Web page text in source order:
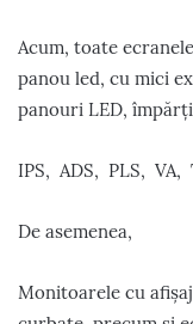
Acum, toate
panou led, cu mici
panouri LED,
IPS, ADS, PLS,
De asemenea,
Monitoarele cu